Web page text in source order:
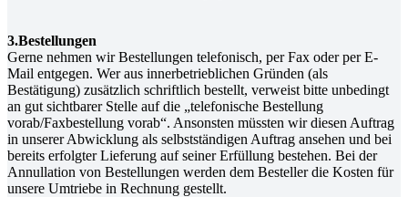
3.Bestellungen
Gerne nehmen wir Bestellungen telefonisch, per Fax oder per E-
Mail entgegen. Wer aus innerbetrieblichen Gründen (als
Bestätigung) zusätzlich schriftlich bestellt, verweist bitte unbedingt
an gut sichtbarer Stelle auf die „telefonische Bestellung
vorab/Faxbestellung vorab“. Ansonsten müssten wir diesen Auftrag
in unserer Abwicklung als selbstständigen Auftrag ansehen und bei
bereits erfolgter Lieferung auf seiner Erfüllung bestehen. Bei der
Annullation von Bestellungen werden dem Besteller die Kosten für
unsere Umtriebe in Rechnung gestellt.